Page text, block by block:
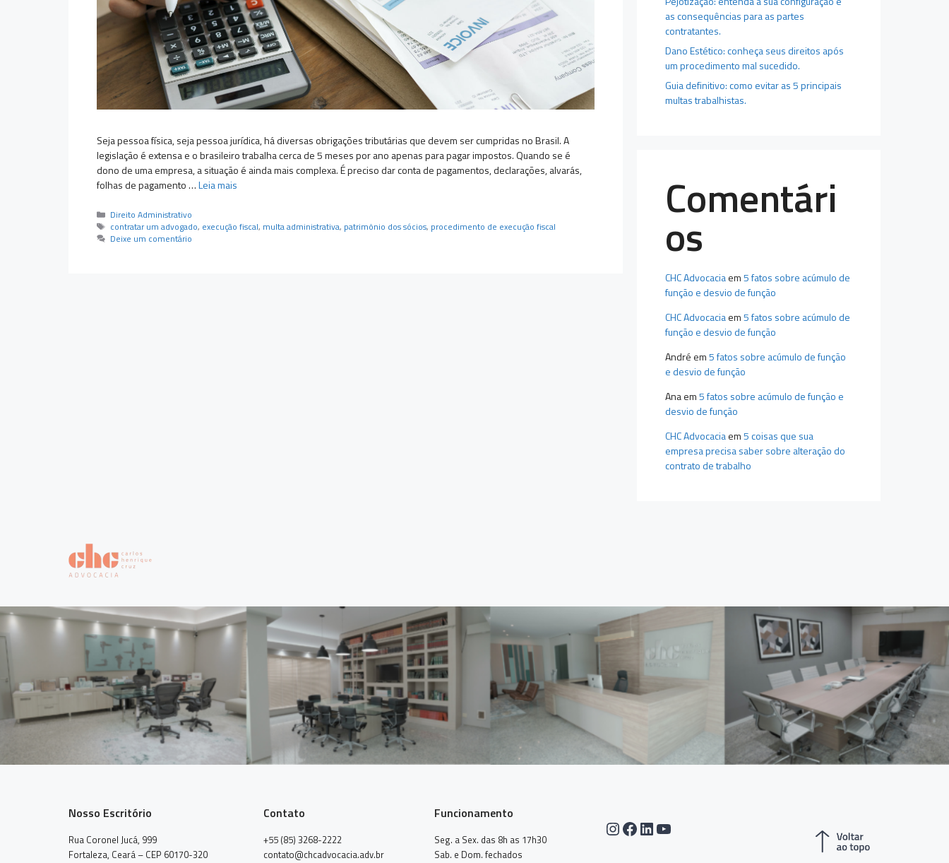
Seja pessoa física, seja pessoa jurídica, há diversas obrigações tributárias que devem ser cumpridas no Brasil. A
legislação é extensa e o brasileiro trabalha cerca de 5 meses por ano apenas para pagar impostos. Quando se é
dono de uma empresa, a situação é ainda mais complexa. É preciso dar conta de pagamentos, declarações, alvarás,
folhas de pagamento …Leia mais
Categorias
Direito Administrativo
Tags
contratar um advogado, execução fiscal, multa administrativa, patrimônio dos sócios, procedimento de execução fiscal
Deixe um comentário
as consequências para as partes
contratantes.
Dano Estético: conheça seus direitos após
um procedimento mal sucedido.
Guia definitivo: como evitar as 5 principais
multas trabalhistas.
Comentári
os
CHC Advocaciaem5 fatos sobre acúmulo de
função e desvio de função
CHC Advocaciaem5 fatos sobre acúmulo de
função e desvio de função
André em5 fatos sobre acúmulo de função
e desvio de função
Anaem5 fatos sobre acúmulo de função e
desvio de função
CHC Advocaciaem5 coisas que sua
empresa precisa saber sobre alteração do
contrato de trabalho
Nosso Escritório
Rua Coronel Jucá, 999
Fortaleza, Ceará – CEP 60170-320
Contato
+55 (85) 3268-2222
contato@chcadvocacia.adv.br
Funcionamento
Seg. a Sex. das 8h as 17h30
Sab. e Dom. fechados
Instagram
Facebook
LinkedIn
Youtube